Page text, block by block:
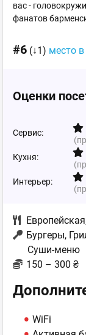
вас -
фанатов
#6 (↓1) место
Оценки
Сервис:
Кухня:
Интерьер:
Европейская
Бургеры,
Суши-меню
150 – 300 ₴
WiFi